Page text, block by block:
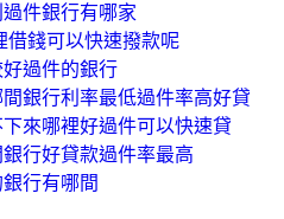
件銀行有哪家
借錢可以快速撥款呢
過件的銀行
銀行利率最低過件率高好貸
來哪裡好過件可以快速貸
行好貸款過件率最高
行有哪間